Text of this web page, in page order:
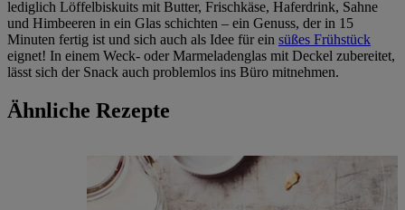
lediglich Löffelbiskuits mit Butter, Frischkäse, Haferdrink, Sahne
und Himbeeren in ein Glas schichten – ein Genuss, der in 15
Minuten fertig ist und sich auch als Idee für ein süßes Frühstück
eignet! In einem Weck- oder Marmeladenglas mit Deckel zubereitet,
lässt sich der Snack auch problemlos ins Büro mitnehmen.
Ähnliche Rezepte